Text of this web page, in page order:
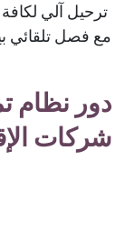
ترحيل آلي لكافة
مع فصل تلقائي
دور نظام
شركات